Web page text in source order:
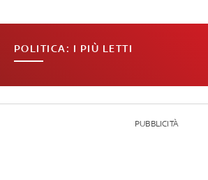
POLITICA: I PIÙ LETTI
PUBBLICITÀ